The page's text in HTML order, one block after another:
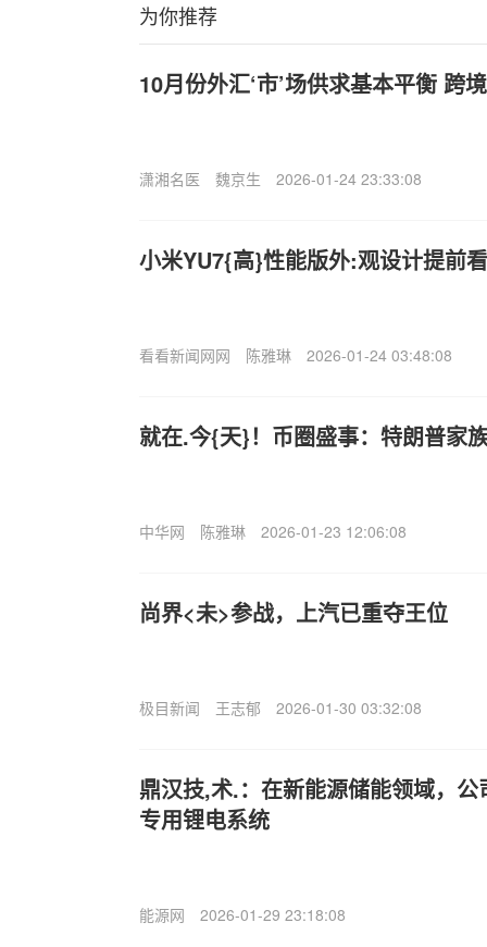
为你推荐
10月份外汇‘市’场供求基本平衡 跨
潇湘名医 魏京生 2026-01-24 23:33:08
小米YU7{高}性能版外:观设计提前
看看新闻网网 陈雅琳 2026-01-24 03:48:08
就在.今{天}！币圈盛事：特朗普家
中华网 陈雅琳 2026-01-23 12:06:08
尚界<未>参战，上汽已重夺王位
极目新闻 王志郁 2026-01-30 03:32:08
鼎汉技,术.：在新能源储能领域，
专用锂电系统
能源网 2026-01-29 23:18:08